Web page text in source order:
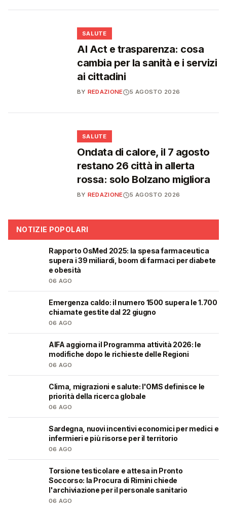
SALUTE
AI Act e trasparenza: cosa
cambia per la sanità e i servizi
ai cittadini
BY REDAZIONE 5 AGOSTO 2026
SALUTE
Ondata di calore, il 7 agosto
restano 26 città in allerta
rossa: solo Bolzano migliora
BY REDAZIONE 5 AGOSTO 2026
NOTIZIE POPOLARI
Rapporto OsMed 2025: la spesa farmaceutica
supera i 39 miliardi, boom di farmaci per diabete
e obesità
06 AGO
Emergenza caldo: il numero 1500 supera le 1.700
chiamate gestite dal 22 giugno
06 AGO
AIFA aggiorna il Programma attività 2026: le
modifiche dopo le richieste delle Regioni
06 AGO
Clima, migrazioni e salute: l'OMS definisce le
priorità della ricerca globale
06 AGO
Sardegna, nuovi incentivi economici per medici e
infermieri e più risorse per il territorio
06 AGO
Torsione testicolare e attesa in Pronto
Soccorso: la Procura di Rimini chiede
l'archiviazione per il personale sanitario
06 AGO